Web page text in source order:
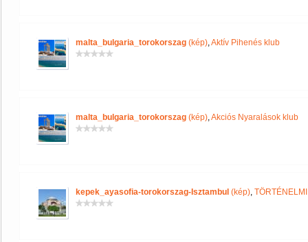
malta_bulgaria_torokorszag (kép),Aktív Pihenés klub
malta_bulgaria_torokorszag (kép),Akciós Nyaralások klub
kepek_ayasofia-torokorszag-Isztambul (kép),